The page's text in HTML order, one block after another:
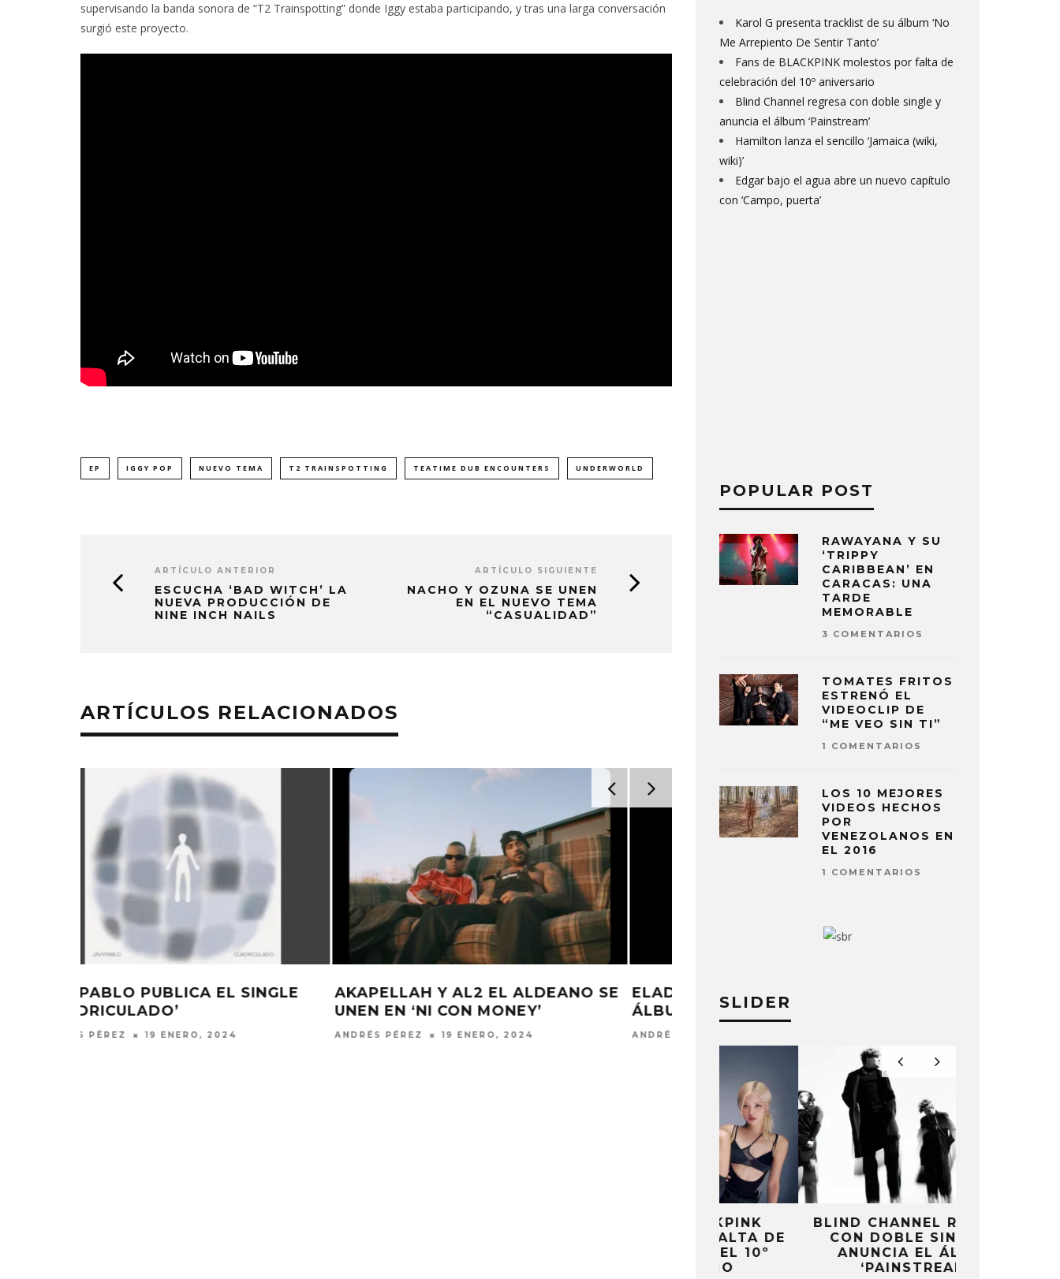
supervisando la banda sonora de “T2 Trainspotting” donde Iggy estaba participando, y tras una larga conversación
surgió este proyecto.
EP IGGY POP NUEVO TEMA T2 TRAINSPOTTING TEATIME DUB ENCOUNTERS UNDERWORLD
ARTÍCULO ANTERIOR
ESCUCHA ‘BAD WITCH’ LA
NUEVA PRODUCCIÓN DE
NINE INCH NAILS
ARTÍCULO SIGUIENTE
NACHO Y OZUNA SE UNEN
EN EL NUEVO TEMA
“CASUALIDAD”
ARTÍCULOS RELACIONADOS
AKAPELLAH Y AL2 EL ALDEANO SE
UNEN EN ‘NI CON MONEY’
ANDRÉS PÉREZ 19 ENERO, 2024
ELADIO CARRIÓN PUBLICA SU
ÁLBUM ‘SOL MARÍA’
ANDRÉS PÉREZ 19 ENERO, 2024
Karol G presenta tracklist de su álbum ‘No
Me Arrepiento De Sentir Tanto’
Fans de BLACKPINK molestos por falta de
celebración del 10º aniversario
Blind Channel regresa con doble single y
anuncia el álbum ‘Painstream’
Hamilton lanza el sencillo ‘Jamaica (wiki,
wiki)’
Edgar bajo el agua abre un nuevo capítulo
con ‘Campo, puerta’
POPULAR POST
RAWAYANA Y SU
‘TRIPPY
CARIBBEAN’ EN
CARACAS: UNA
TARDE
MEMORABLE
3 COMENTARIOS
TOMATES FRITOS
ESTRENÓ EL
VIDEOCLIP DE
“ME VEO SIN TI”
1 COMENTARIOS
LOS 10 MEJORES
VIDEOS HECHOS
POR
VENEZOLANOS EN
EL 2016
1 COMENTARIOS
SLIDER
BLIND CHANNEL REGRESA
CON DOBLE SINGLE Y
ANUNCIA EL ÁLBUM
‘PAINSTREAM’